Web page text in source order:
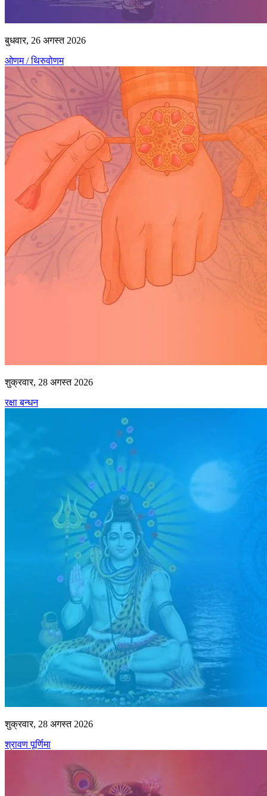
बुधवार, 26 अगस्त 2026
ओणम / थिरुवोणम
शुक्रवार, 28 अगस्त 2026
रक्षा बन्धन
शुक्रवार, 28 अगस्त 2026
श्रावण पूर्णिमा